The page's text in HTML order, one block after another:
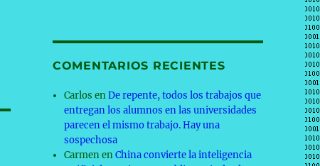
COMENTARIOS RECIENTES
Carlos enDe repente, todos los trabajos que
entregan los alumnos en las universidades
parecen el mismo trabajo. Hay una
sospechosa
CarmenenChina convierte la inteligencia